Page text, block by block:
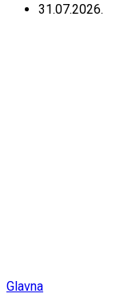
31.07.2026.
Glavna